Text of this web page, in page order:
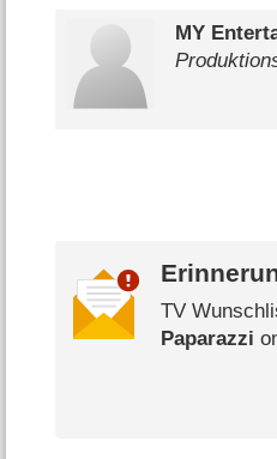
MY
TV
Paparazzi